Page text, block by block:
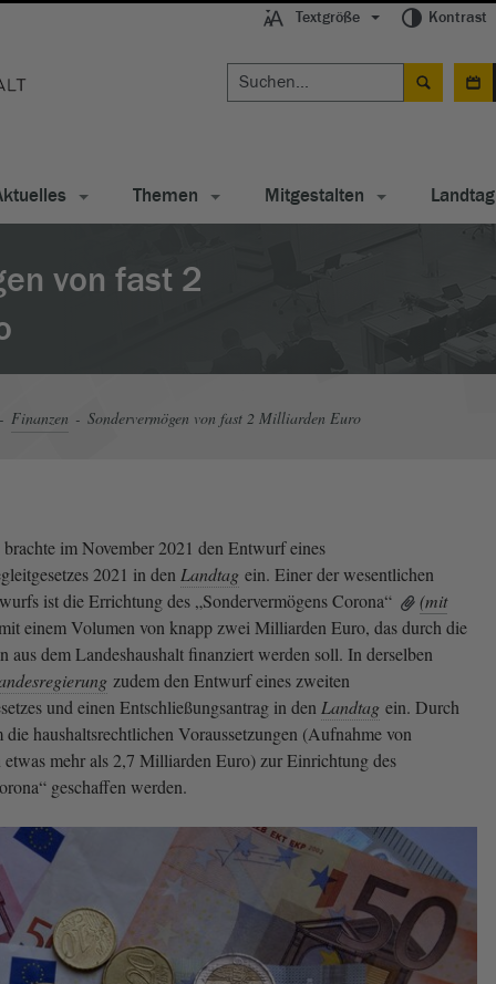
Textgröße Kontrast
Themen Mitgestalten Landtag
von fast 2
Finanzen Sondervermögen von fast 2 Milliarden Euro
brachte im November 2021 den Entwurf eines
2021 in den Landtag ein. Einer der wesentlichen
ist die Errichtung des „Sondervermögens Corona“
(mit
mit einem Volumen von knapp zwei Milliarden Euro, das durch die
dem Landeshaushalt finanziert werden soll. In derselben
zudem den Entwurf eines zweiten
und einen Entschließungsantrag in den Landtag ein. Durch
die haushaltsrechtlichen Voraussetzungen (Aufnahme von
mehr als 2,7 Milliarden Euro) zur Einrichtung des
geschaffen werden.